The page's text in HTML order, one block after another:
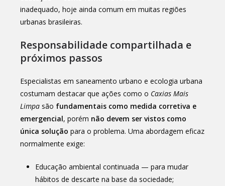
inadequado, hoje ainda comum em muitas regiões
urbanas brasileiras.
Responsabilidade compartilhada e
próximos passos
Especialistas em saneamento urbano e ecologia urbana
costumam destacar que ações como o Caxias Mais
Limpa são fundamentais como medida corretiva e
emergencial, porém não devem ser vistos como
única solução para o problema. Uma abordagem eficaz
normalmente exige:
Educação ambiental continuada — para mudar
hábitos de descarte na base da sociedade;